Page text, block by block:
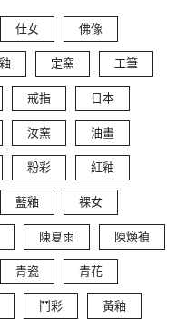
仕女 佛像
定窯 工筆
戒指 日本
汝窯 油畫
粉彩 紅釉
藍釉 裸女
陳夏雨 陳煥禎
青瓷 青花
鬥彩 黃釉